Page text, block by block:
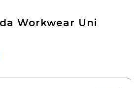
Workwear Uni